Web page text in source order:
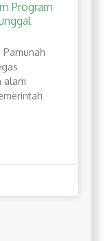
Program
Pamunah
alam